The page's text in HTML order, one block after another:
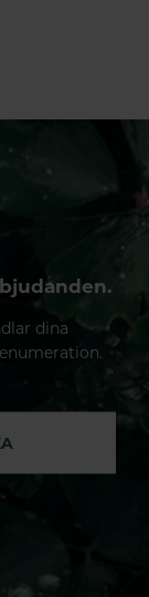
dina